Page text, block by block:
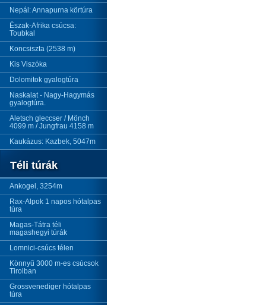
Nepál: Annapurna körtúra
Észak-Afrika csúcsa:
Toubkal
Koncsiszta (2538 m)
Kis Viszóka
Dolomitok gyalogtúra
Naskalat - Nagy-Hagymás
gyalogtúra.
Aletsch gleccser / Mönch
4099 m / Jungfrau 4158 m
Kaukázus: Kazbek, 5047m
Téli túrák
Ankogel, 3254m
Rax-Alpok 1 napos hótalpas
túra
Magas-Tátra téli
magashegyi túrák
Lomnici-csúcs télen
Könnyű 3000 m-es csúcsok
Tirolban
Grossvenediger hótalpas
túra